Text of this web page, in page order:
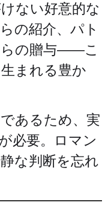
ない好意的な
の紹介、パト
らの贈与——こ
まれる豊か
あるため、実
必要。ロマン
な判断を忘れ